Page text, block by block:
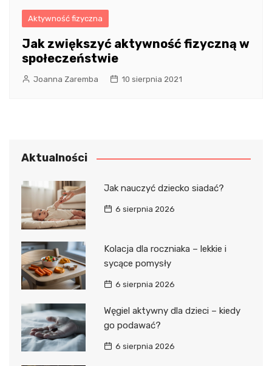
Aktywność fizyczna
Jak zwiększyć aktywność fizyczną w
społeczeństwie
Joanna Zaremba 10 sierpnia 2021
Aktualności
Jak nauczyć dziecko siadać?
6 sierpnia 2026
Kolacja dla roczniaka – lekkie i
sycące pomysły
6 sierpnia 2026
Węgiel aktywny dla dzieci – kiedy
go podawać?
6 sierpnia 2026